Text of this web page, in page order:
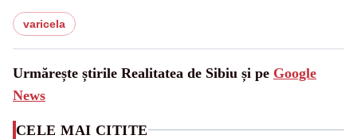
varicela
Urmărește știrile Realitatea de Sibiu și pe Google
News
CELE MAI CITITE